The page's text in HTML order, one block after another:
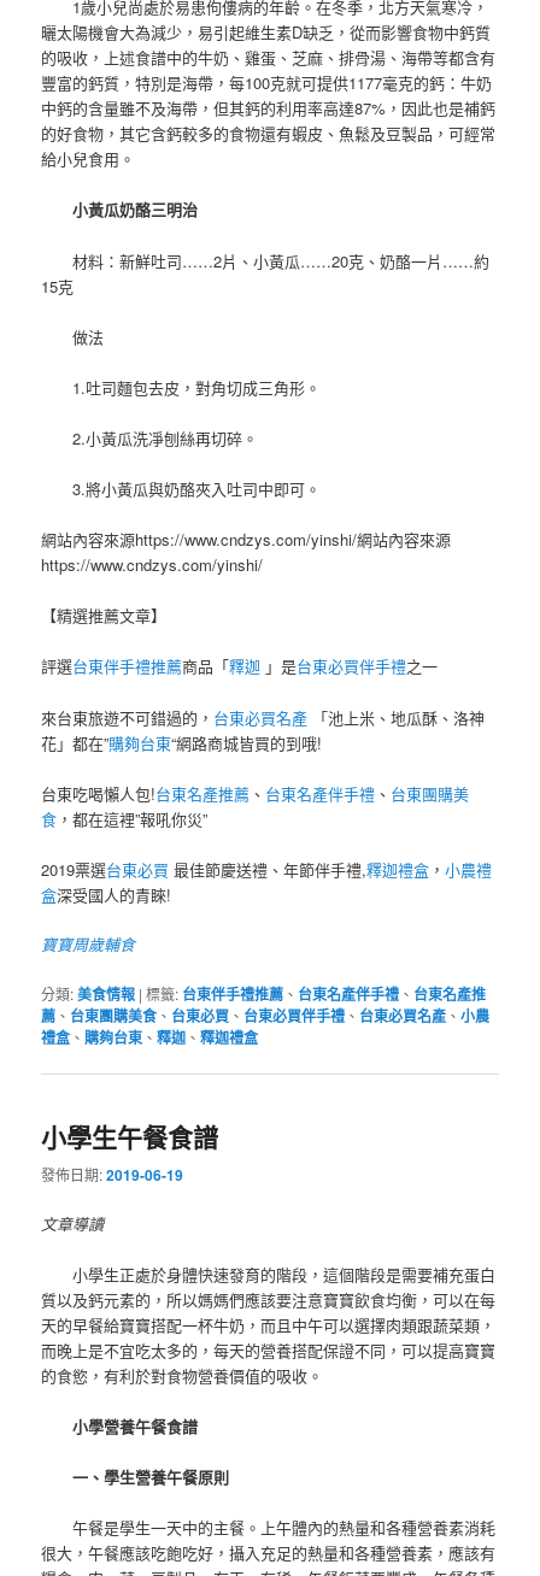
1歲小兒尚處於易患佝僂病的年齡。在冬季，北方天氣寒冷，
曬太陽機會大為減少，易引起維生素D缺乏，從而影響食物中鈣質
的吸收，上述食譜中的牛奶、雞蛋、芝麻、排骨湯、海帶等都含有
豐富的鈣質，特別是海帶，每100克就可提供1177毫克的鈣：牛奶
中鈣的含量雖不及海帶，但其鈣的利用率高達87%，因此也是補鈣
的好食物，其它含鈣較多的食物還有蝦皮、魚鬆及豆製品，可經常
給小兒食用。
小黃瓜奶酪三明治
材料：新鮮吐司……2片、小黃瓜……20克、奶酪一片……約
15克
做法
1.吐司麵包去皮，對角切成三角形。
2.小黃瓜洗凈刨絲再切碎。
3.將小黃瓜與奶酪夾入吐司中即可。
網站內容來源https://www.cndzys.com/yinshi/網站內容來源
https://www.cndzys.com/yinshi/
【精選推薦文章】
評選台東伴手禮推薦商品「釋迦 」是台東必買伴手禮之一
來台東旅遊不可錯過的， 台東必買名產 「池上米、地瓜酥、洛神
花」都在”購夠台東“網路商城皆買的到哦!
台東吃喝懶人包!台東名產推薦 、 台東名產伴手禮 、 台東團購美
食 ，都在這裡”報吼你災”
2019票選台東必買 最佳節慶送禮、年節伴手禮,釋迦禮盒 ，小農禮
盒深受國人的青睞!
寶寶周歲輔食
分類:美食情報 |標籤: 台東伴手禮推薦 、 台東名產伴手禮 、 台東名產推
薦 、 台東團購美食 、 台東必買 、 台東必買伴手禮 、 台東必買名產 、小農
禮盒、 購夠台東 、釋迦 、釋迦禮盒
小學生午餐食譜
發佈日期:2019-06-19
文章導讀
小學生正處於身體快速發育的階段，這個階段是需要補充蛋白
質以及鈣元素的，所以媽媽們應該要注意寶寶飲食均衡，可以在每
天的早餐給寶寶搭配一杯牛奶，而且中午可以選擇肉類跟蔬菜類，
而晚上是不宜吃太多的，每天的營養搭配保證不同，可以提高寶寶
的食慾，有利於對食物營養價值的吸收。
小學營養午餐食譜
一、學生營養午餐原則
午餐是學生一天中的主餐。上午體內的熱量和各種營養素消耗
很大，午餐應該吃飽吃好，攝入充足的熱量和各種營養素，應該有